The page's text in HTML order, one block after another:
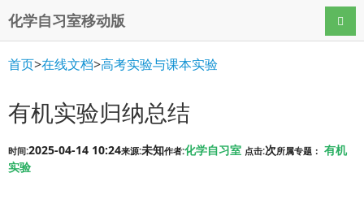
化学自习室移动版 导航
首页>在线文档>高考实验与课本实验
有机实验归纳总结
时间:2025-04-14 10:24来源:未知作者:化学自习室 点击:次所属专题： 有机
实验